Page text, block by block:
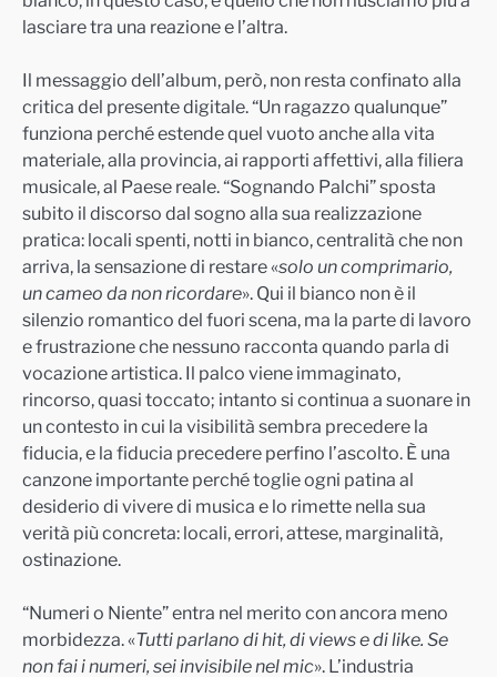
lasciare tra una reazione e l’altra.
Il messaggio dell’album, però, non resta confinato alla
critica del presente digitale. “Un ragazzo qualunque”
funziona perché estende quel vuoto anche alla vita
materiale, alla provincia, ai rapporti affettivi, alla filiera
musicale, al Paese reale. “Sognando Palchi” sposta
subito il discorso dal sogno alla sua realizzazione
pratica: locali spenti, notti in bianco, centralità che non
arriva, la sensazione di restare «solo un comprimario,
un cameo da non ricordare». Qui il bianco non è il
silenzio romantico del fuori scena, ma la parte di lavoro
e frustrazione che nessuno racconta quando parla di
vocazione artistica. Il palco viene immaginato,
rincorso, quasi toccato; intanto si continua a suonare in
un contesto in cui la visibilità sembra precedere la
fiducia, e la fiducia precedere perfino l’ascolto. È una
canzone importante perché toglie ogni patina al
desiderio di vivere di musica e lo rimette nella sua
verità più concreta: locali, errori, attese, marginalità,
ostinazione.
“Numeri o Niente” entra nel merito con ancora meno
morbidezza. «Tutti parlano di hit, di views e di like. Se
non fai i numeri, sei invisibile nel mic». L’industria